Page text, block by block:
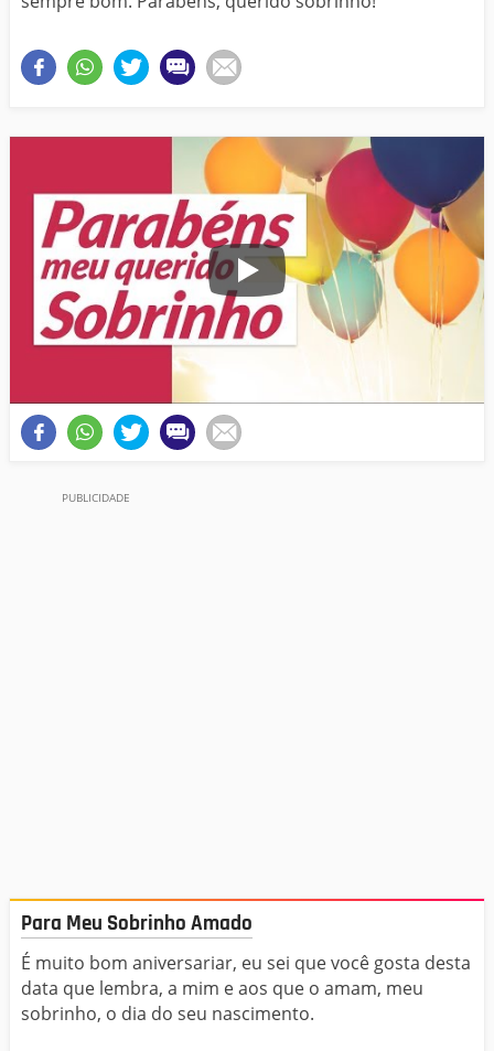
Para Meu Sobrinho Amado
É muito bom aniversariar, eu sei que você gosta desta
data que lembra, a mim e aos que o amam, meu
sobrinho, o dia do seu nascimento.